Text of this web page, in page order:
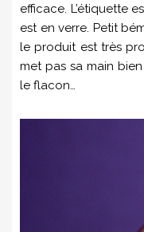
efficace. L’étiquette
est en verre. Petit
le produit est très
met pas sa main
le flacon…